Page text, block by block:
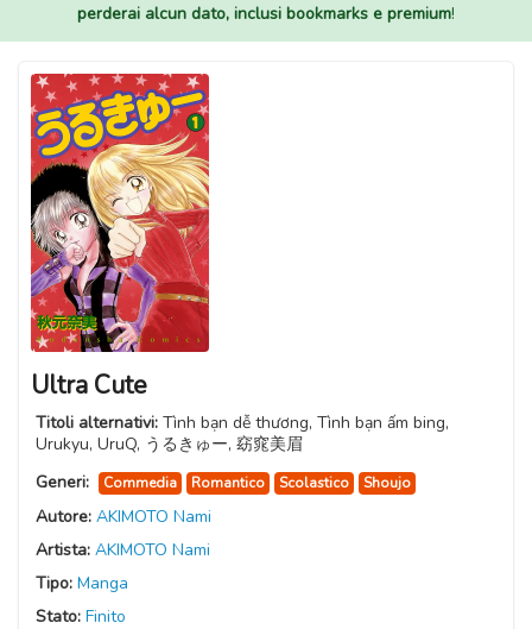
perderai alcun dato, inclusi bookmarks e premium!
Ultra Cute
Titoli alternativi: Tình bạn dễ thương, Tình bạn ấm bing,
Urukyu, UruQ, うるきゅー, 窈窕美眉
Generi:
Commedia Romantico Scolastico Shoujo
Autore: AKIMOTO Nami
Artista: AKIMOTO Nami
Tipo: Manga
Stato: Finito